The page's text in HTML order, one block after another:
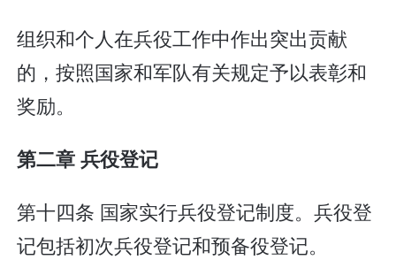
组织和个人在兵役工作中作出突出贡献
的，按照国家和军队有关规定予以表彰和
奖励。
第二章 兵役登记
第十四条 国家实行兵役登记制度。兵役登
记包括初次兵役登记和预备役登记。